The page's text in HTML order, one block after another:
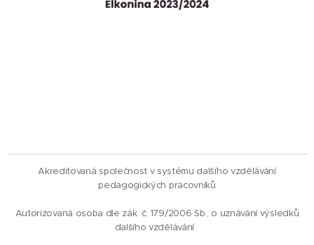
Akreditovaná společnost v systému dalšího vzdělávání
pedagogických pracovníků
Autorizovaná osoba dle zák. č. 179/2006 Sb., o uznávání výsledků
dalšího vzdělávání